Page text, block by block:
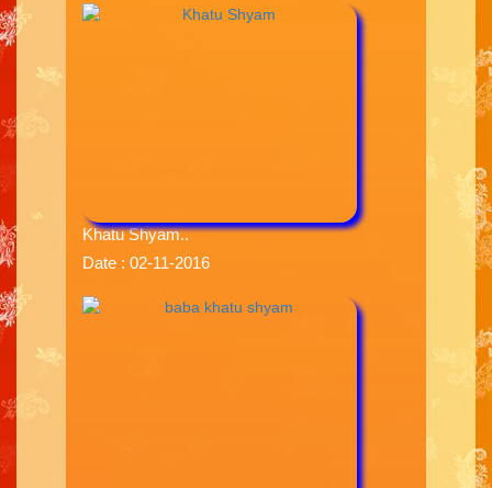
Khatu Shyam..
Date : 02-11-2016